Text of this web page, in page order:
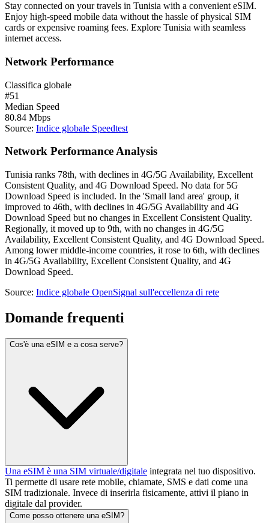
Stay connected on your travels in Tunisia with a convenient eSIM.
Enjoy high-speed mobile data without the hassle of physical SIM
cards or expensive roaming fees. Explore Tunisia with seamless
internet access.
Network Performance
Classifica globale
#51
Median Speed
80.84 Mbps
Source: Indice globale Speedtest
Network Performance Analysis
Tunisia ranks 78th, with declines in 4G/5G Availability, Excellent
Consistent Quality, and 4G Download Speed. No data for 5G
Download Speed is included. In the 'Small land area' group, it
improved to 46th, with declines in 4G/5G Availability and 4G
Download Speed but no changes in Excellent Consistent Quality.
Regionally, it moved up to 9th, with no changes in 4G/5G
Availability, Excellent Consistent Quality, and 4G Download Speed.
Among lower middle-income countries, it rose to 6th, with declines
in 4G/5G Availability, Excellent Consistent Quality, and 4G
Download Speed.
Source: Indice globale OpenSignal sull'eccellenza di rete
Domande frequenti
Cos'è una eSIM e a cosa serve?
Una eSIM è una SIM virtuale/digitale integrata nel tuo dispositivo.
Ti permette di usare rete mobile, chiamate, SMS e dati come una
SIM tradizionale. Invece di inserirla fisicamente, attivi il piano in
digitale dal provider.
Come posso ottenere una eSIM?